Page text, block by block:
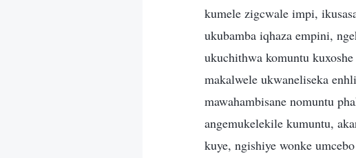
kumele zigcwale impi,
ukubamba iqhaza empini,
ukuchithwa komuntu
makalwele ukwaneliseka
mawahambisane nomuntu
angemukelekile kumuntu,
kuye, ngishiye wonke